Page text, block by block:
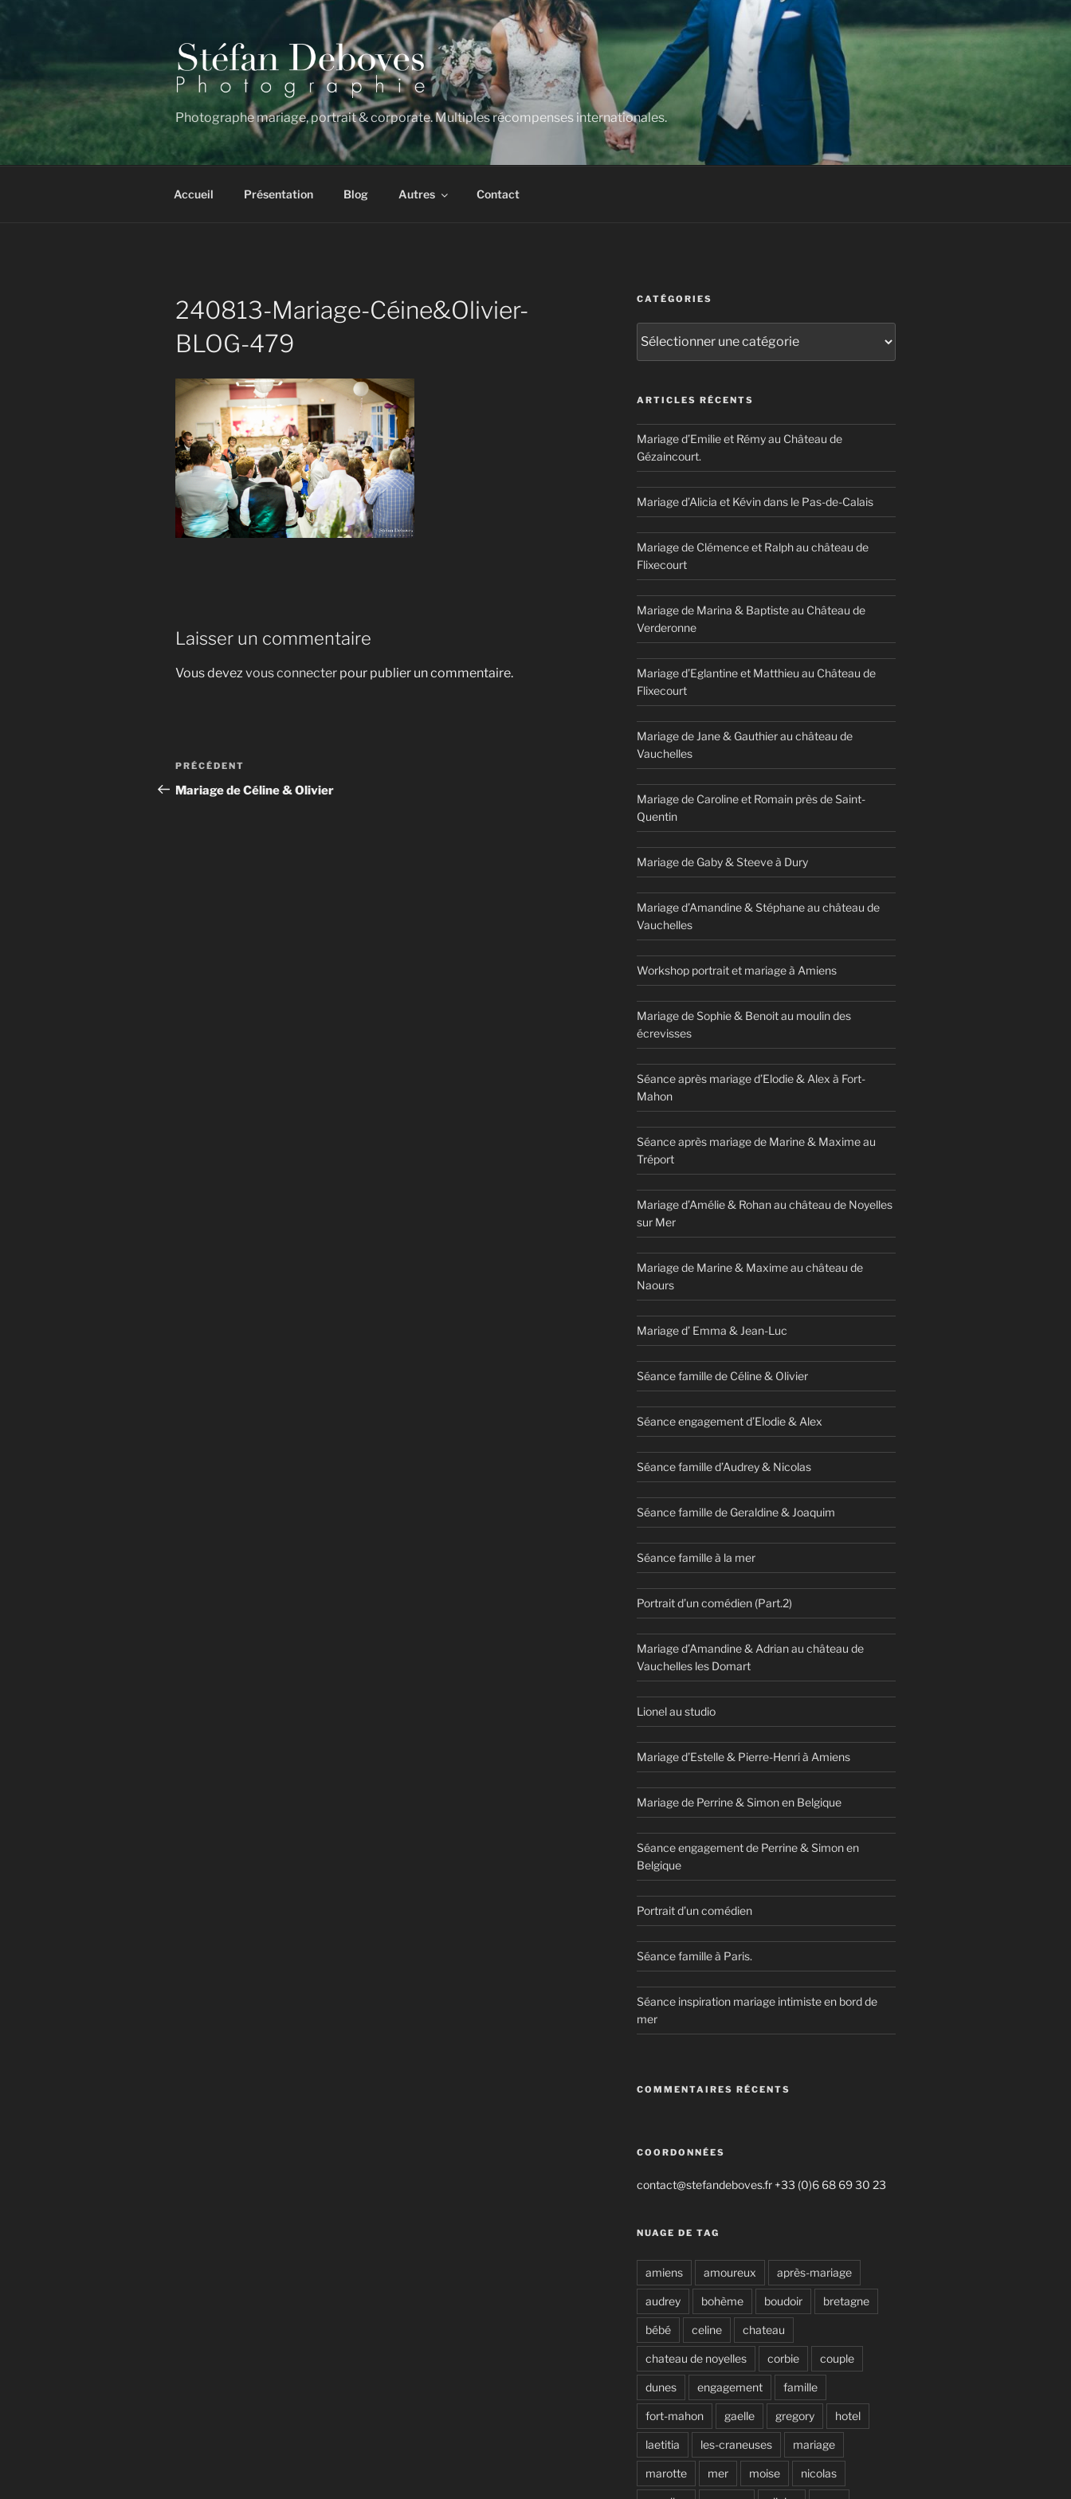
Photographe mariage, portrait & corporate. Multiples récompenses internationales.
Accueil Présentation Blog Autres Contact
240813-Mariage-Céine&Olivier-
BLOG-479
Laisser un commentaire
Vous devez vous connecter pour publier un commentaire.
Navigation
de
Article
précédent
PRÉCÉDENT
Mariage de Céline & Olivier
CATÉGORIES
ARTICLES RÉCENTS
Mariage d’Emilie et Rémy au Château de
Gézaincourt.
Mariage d’Alicia et Kévin dans le Pas-de-Calais
Mariage de Clémence et Ralph au château de
Flixecourt
Mariage de Marina & Baptiste au Château de
Verderonne
Mariage d’Eglantine et Matthieu au Château de
Flixecourt
Mariage de Jane & Gauthier au château de
Vauchelles
Mariage de Caroline et Romain près de Saint-
Quentin
Mariage de Gaby & Steeve à Dury
Mariage d’Amandine & Stéphane au château de
Vauchelles
Workshop portrait et mariage à Amiens
Mariage de Sophie & Benoit au moulin des
écrevisses
Séance après mariage d’Elodie & Alex à Fort-
Mahon
Séance après mariage de Marine & Maxime au
Tréport
Mariage d’Amélie & Rohan au château de Noyelles
sur Mer
Mariage de Marine & Maxime au château de
Naours
Mariage d’ Emma & Jean-Luc
Séance famille de Céline & Olivier
Séance engagement d’Elodie & Alex
Séance famille d’Audrey & Nicolas
Séance famille de Geraldine & Joaquim
Séance famille à la mer
Portrait d’un comédien (Part.2)
Mariage d’Amandine & Adrian au château de
Vauchelles les Domart
Lionel au studio
Mariage d’Estelle & Pierre-Henri à Amiens
Mariage de Perrine & Simon en Belgique
Séance engagement de Perrine & Simon en
Belgique
Portrait d’un comédien
Séance famille à Paris.
Séance inspiration mariage intimiste en bord de
mer
COMMENTAIRES RÉCENTS
COORDONNÉES
contact@stefandeboves.fr +33 (0)6 68 69 30 23
NUAGE DE TAG
amiens amoureux après-mariage
audrey bohème boudoir bretagne
bébé celine chateau
chateau de noyelles corbie couple
dunes engagement famille
fort-mahon gaelle gregory hotel
laetitia les-craneuses mariage
marotte mer moise nicolas